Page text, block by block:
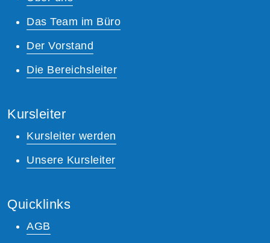
Das Team im Büro
Der Vorstand
Die Bereichsleiter
Kursleiter
Kursleiter werden
Unsere Kursleiter
Quicklinks
AGB